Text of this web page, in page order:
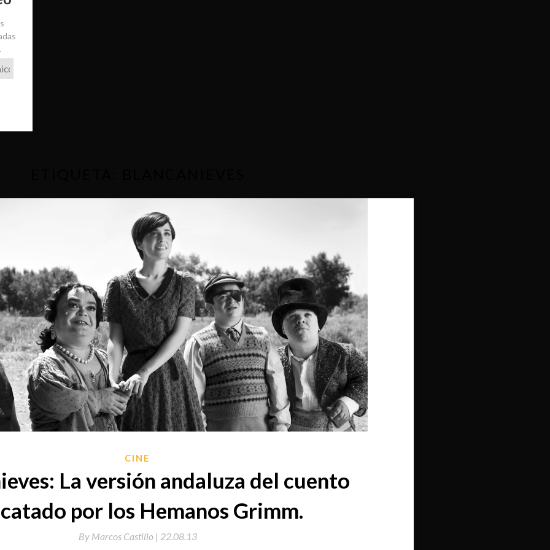
CINE
La versión andaluza del cuento
por los Hemanos Grimm.
By Marcos Castillo | 22.08.13